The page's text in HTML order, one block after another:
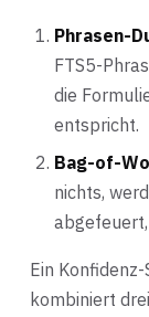
Phrasen-
FTS5-
die
entspricht.
Bag-of-
nichts,
Ein
kombiniert